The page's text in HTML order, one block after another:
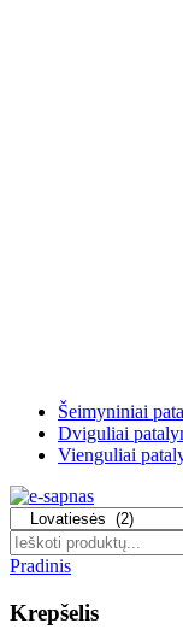
Šeimyniniai
Dviguliai
Vienguliai
Pradinis
Krepšelis